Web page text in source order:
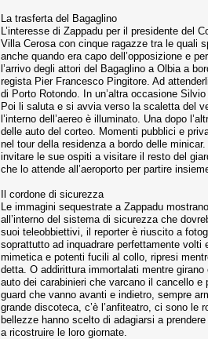
La trasferta del Bagaglino
L’interesse di Zappadu per il presidente del
Villa Cero­sa con cinque ragazze tra le quali
anche quando era capo del­l’opposizione e
l’arrivo degli attori del Bagaglino a Olbia a
regista Pier Francesco Pingitore. Ad
di Porto Rotondo. In un’altra occasione
Poi li saluta e si avvia verso la scaletta del
l’interno dell’aereo è il­luminato. Una dopo
delle auto del corteo. Momenti pubblici e
nel tour della residenza a bor­do delle
invitare le sue ospiti a visitare il resto del
che lo attende all’ae­roporto per partire
Il cordone di sicurezza
Le immagini sequestrate a Zappadu
all’interno del si­stema di sicurezza che
suoi teleobbiettivi, il reporter è riuscito a
soprattutto ad in­quadrare perfettamente
mimetica e poten­ti fucili al collo, ripresi
detta. O addirittura immorta­lati mentre
auto dei cara­binieri che varcano il cancel­lo
guard che vanno avanti e in­dietro, sempre
grande di­scoteca, c’è l’anfiteatro, ci so­no
bellezze hanno scelto di ada­giarsi a
a ricostrui­re le loro giornate.